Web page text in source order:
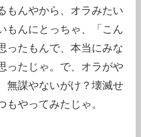
もんやから、オラみたい
もんにとっちゃ、「こん
ったもんで、本当にみな
ったじゃ。で、オラがや
無謀やないがけ？壊滅せ
もやってみたじゃ。